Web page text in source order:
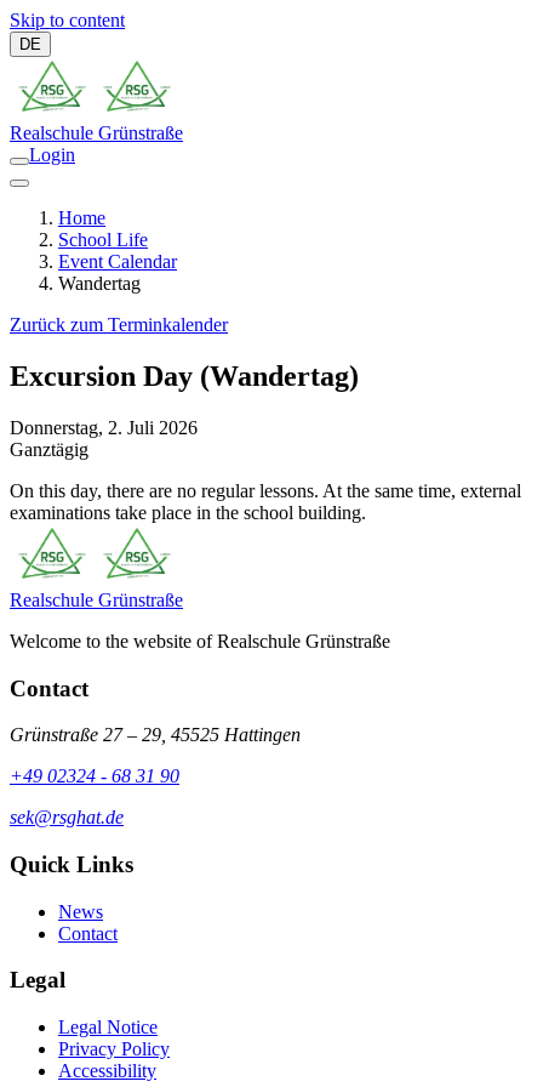
Skip to content
DE
Realschule Grünstraße
Login
Home
School Life
Event Calendar
Wandertag
Zurück zum Terminkalender
Excursion Day (Wandertag)
Donnerstag, 2. Juli 2026
Ganztägig
On this day, there are no regular lessons. At the same time, external
examinations take place in the school building.
Realschule Grünstraße
Welcome to the website of Realschule Grünstraße
Contact
Grünstraße 27 – 29, 45525 Hattingen
+49 02324 - 68 31 90
sek@rsghat.de
Quick Links
News
Contact
Legal
Legal Notice
Privacy Policy
Accessibility